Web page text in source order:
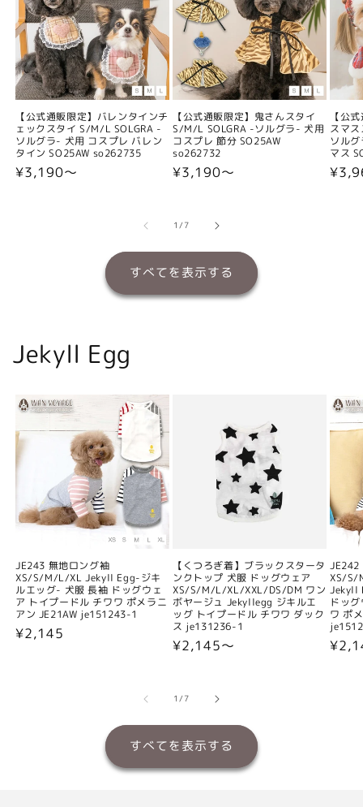
【公式通販限定】バレンタインチ
ェックスタイ S/M/L SOLGRA -
ソルグラ- 犬用 コスプレ バレン
タイン SO25AW so262735
通
¥3,190〜
【公式通販限定】鬼さんスタイ
S/M/L SOLGRA -ソルグラ- 犬用
コスプレ 節分 SO25AW
so262732
通
格
¥3,190〜
【公
スマ
ソル
マス
通
1/の
7
すべてを表示する
Jekyll Egg
JE243 無地ロング袖
XS/S/M/L/XL Jekyll Egg-ジキ
ルエッグ- 犬服 長袖 ドッグウェ
ア トイプードル チワワ ポメラニ
アン JE21AW je151243-1
通
¥2,145
【くつろぎ着】ブラックスタータ
ンクトップ 犬服 ドッグウェア
XS/S/M/L/XL/XXL/DS/DM ワン
ボヤージュ Jekyllegg ジキルエ
ッグ トイプードル チワワ ダック
ス je131236-1
通
格
¥2,145〜
JE242
XS/S/
Jekyll
ドッ
ワ ポ
通
1/の
7
すべてを表示する